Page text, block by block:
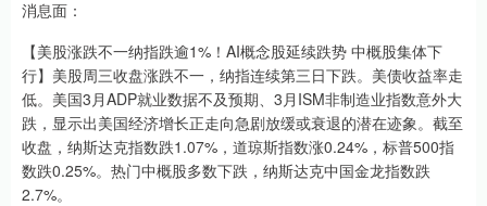
消息面：
【美股涨跌不一纳指跌逾1%！AI概念股延续跌势 中概股集体下
行】美股周三收盘涨跌不一，纳指连续第三日下跌。美债收益率走
低。美国3月ADP就业数据不及预期、3月ISM非制造业指数意外大
跌，显示出美国经济增长正走向急剧放缓或衰退的潜在迹象。截至
收盘，纳斯达克指数跌1.07%，道琼斯指数涨0.24%，标普500指
数跌0.25%。热门中概股多数下跌，纳斯达克中国金龙指数跌
2.7%。